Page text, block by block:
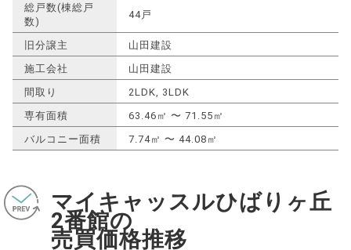
総戸数(棟総戸
数)
44戸
旧分譲主
山田建設
施工会社
山田建設
間取り
2LDK, 3LDK
専有面積
63.46㎡ 〜 71.55㎡
バルコニー面積
7.74㎡ 〜 44.08㎡
マイキャッスルひばりヶ丘
2番館の
売買価格推移